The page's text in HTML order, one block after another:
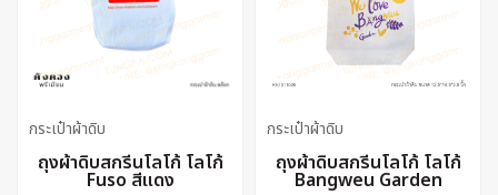
กระเป๋าผ้าดิบ
ถุงผ้าดิบสกรีนโลโก้ โลโก้
Fuso สีแดง
กระเป๋าผ้าดิบ
ถุงผ้าดิบสกรีนโลโก้ โลโก้
Bangweu Garden